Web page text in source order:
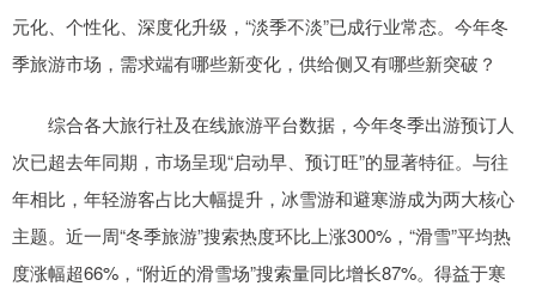
元化、个性化、深度化升级，“淡季不淡”已成行业常态。今年冬
季旅游市场，需求端有哪些新变化，供给侧又有哪些新突破？
综合各大旅行社及在线旅游平台数据，今年冬季出游预订人
次已超去年同期，市场呈现“启动早、预订旺”的显著特征。与往
年相比，年轻游客占比大幅提升，冰雪游和避寒游成为两大核心
主题。近一周“冬季旅游”搜索热度环比上涨300%，“滑雪”平均热
度涨幅超66%，“附近的滑雪场”搜索量同比增长87%。得益于寒